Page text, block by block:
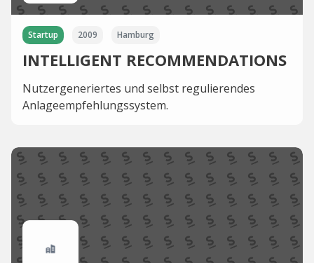
Startup 2009 Hamburg
INTELLIGENT RECOMMENDATIONS
Nutzergeneriertes und selbst regulierendes
Anlageempfehlungssystem.